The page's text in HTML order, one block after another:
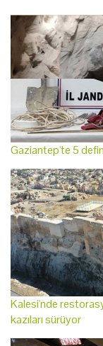
Gaziantep'te 5
Kalesi'nde
kazıları sürüyor